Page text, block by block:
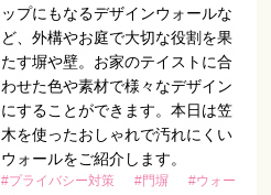
ップにもなるデザインウォールな
ど、外構やお庭で大切な役割を果
たす塀や壁。お家のテイストに合
わせた色や素材で様々なデザイン
にすることができます。本日は笠
木を使ったおしゃれで汚れにくい
ウォールをご紹介します。
#プライバシー対策 #門塀
#ウォー